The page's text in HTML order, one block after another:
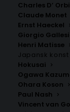
Charles D’
Claude Monet
Ernst Haeckel
Giorgio
Henri Matisse
Japansk konst
Hokusai
Ogawa
Ohara Koson
Paul Nash
Vincent van